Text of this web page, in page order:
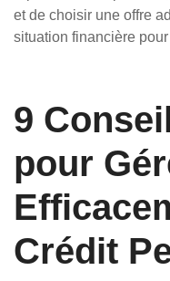
et de choisir une offre
situation financière
9
pour
Crédit